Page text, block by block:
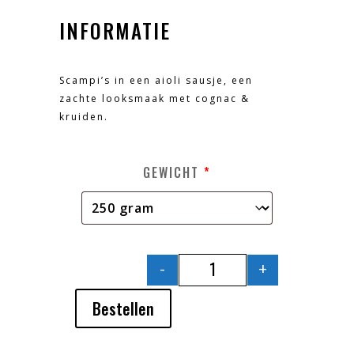
INFORMATIE
Scampi’s in een aioli sausje, een
zachte looksmaak met cognac &
kruiden.
GEWICHT *
SCAMPI LOOKSAUS
- +
Bestellen